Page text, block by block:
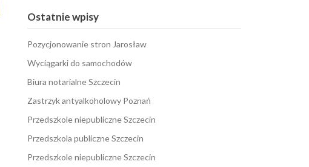
Ostatnie wpisy
Pozycjonowanie stron Jarosław
Wyciągarki do samochodów
Biura notarialne Szczecin
Zastrzyk antyalkoholowy Poznań
Przedszkole niepubliczne Szczecin
Przedszkola publiczne Szczecin
Przedszkole niepubliczne Szczecin